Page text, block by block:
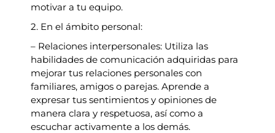
motivar a tu equipo.
2. En el ámbito personal:
– Relaciones interpersonales: Utiliza las
habilidades de comunicación adquiridas para
mejorar tus relaciones personales con
familiares, amigos o parejas. Aprende a
expresar tus sentimientos y opiniones de
manera clara y respetuosa, así como a
escuchar activamente a los demás.